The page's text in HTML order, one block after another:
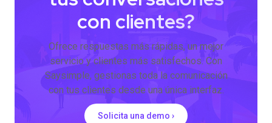
con clientes?
Ofrece respuestas más rápidas, un mejor
servicio y clientes más satisfechos. Con
Saysimple, gestionas toda la comunicación
con tus clientes desde una única interfaz.
Solicita una demo ›